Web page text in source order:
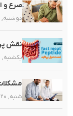
صرع و
دوشنبه, ۲۲ تیر, ۱۴۰۵
نقش
یکشنبه, ۲۱ تیر, ۱۴۰۵
شنبه, ۲۰ تیر, ۱۴۰۵